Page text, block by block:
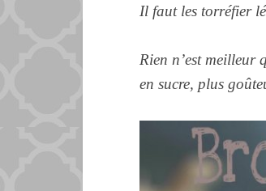
Il faut les torréfier
Rien n’est meilleur
en sucre, plus